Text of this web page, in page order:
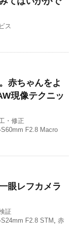
ス
赤ちゃんをよ
現像テクニッ
・修正
S60mm F2.8 Macro
眼レフカメラ
証
S24mm F2.8 STM , 赤